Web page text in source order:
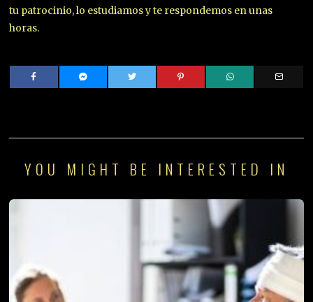
tu patrocinio, lo estudiamos y te respondemos en unas
horas.
YOU MIGHT BE INTERESTED IN